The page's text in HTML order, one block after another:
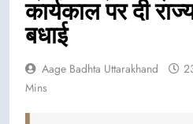
कार्यकाल पर दी
बधाई
Aage Badhta Uttarakhand
Mins